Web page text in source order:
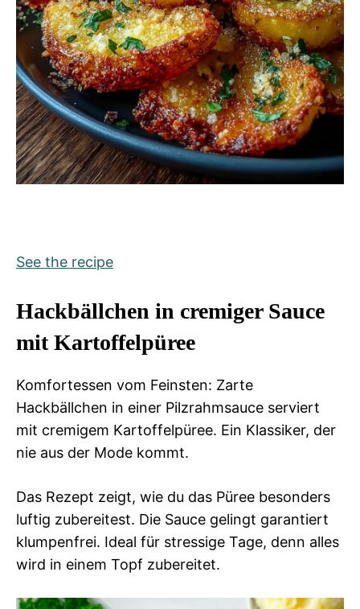
See the recipe
Hackbällchen in cremiger Sauce
mit Kartoffelpüree
Komfortessen vom Feinsten: Zarte
Hackbällchen in einer Pilzrahmsauce serviert
mit cremigem Kartoffelpüree. Ein Klassiker, der
nie aus der Mode kommt.
Das Rezept zeigt, wie du das Püree besonders
luftig zubereitest. Die Sauce gelingt garantiert
klumpenfrei. Ideal für stressige Tage, denn alles
wird in einem Topf zubereitet.